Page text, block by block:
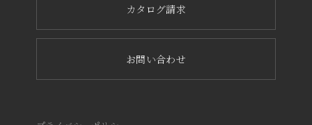
カタログ請求
お問い合わせ